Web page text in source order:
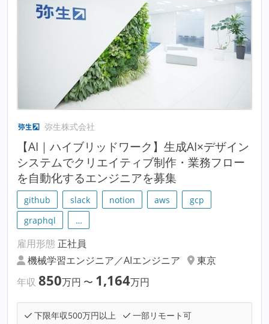
弥生株式会社
【AI｜ハイブリッドワーク】生成AI×デザイン
システムでクリエイティブ制作・業務フロー
を自動化するエンジニアを募集
github slack notion aws
gcp
graphql
…
雇用形態 正社員
機械学習エンジニア／AIエンジニア
東京
年収 850万円 〜 1,164万円
下限年収500万円以上
一部リモート可